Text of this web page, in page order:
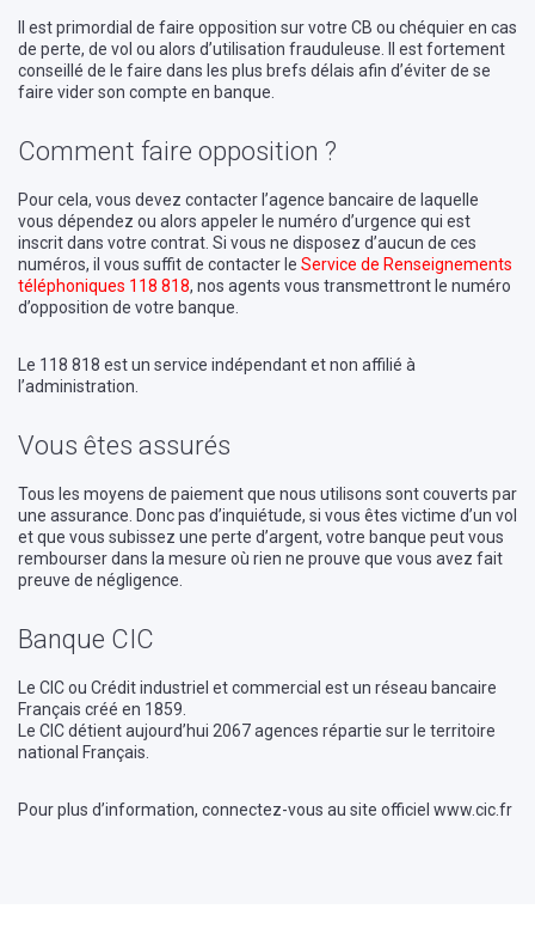
Il est primordial de faire opposition sur votre CB ou chéquier en cas
de perte, de vol ou alors d’utilisation frauduleuse. Il est fortement
conseillé de le faire dans les plus brefs délais afin d’éviter de se
faire vider son compte en banque.
Comment faire opposition ?
Pour cela, vous devez contacter l’agence bancaire de laquelle
vous dépendez ou alors appeler le numéro d’urgence qui est
inscrit dans votre contrat. Si vous ne disposez d’aucun de ces
numéros, il vous suffit de contacter le Service de Renseignements
téléphoniques 118 818, nos agents vous transmettront le numéro
d’opposition de votre banque.
Le 118 818 est un service indépendant et non affilié à
l’administration.
Vous êtes assurés
Tous les moyens de paiement que nous utilisons sont couverts par
une assurance. Donc pas d’inquiétude, si vous êtes victime d’un vol
et que vous subissez une perte d’argent, votre banque peut vous
rembourser dans la mesure où rien ne prouve que vous avez fait
preuve de négligence.
Banque CIC
Le CIC ou Crédit industriel et commercial est un réseau bancaire
Français créé en 1859.
Le CIC détient aujourd’hui 2067 agences répartie sur le territoire
national Français.
Pour plus d’information, connectez-vous au site officiel www.cic.fr